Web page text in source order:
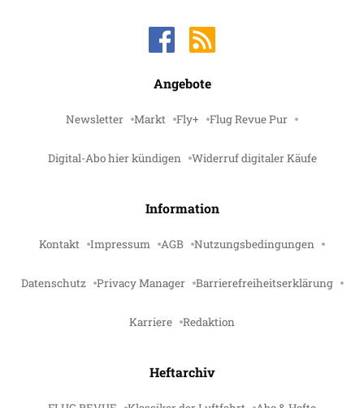
Angebote
Newsletter Markt Fly+ Flug Revue Pur
Digital-Abo hier kündigen Widerruf digitaler Käufe
Information
Kontakt Impressum AGB Nutzungsbedingungen
Datenschutz Privacy Manager Barrierefreiheitserklärung
Karriere Redaktion
Heftarchiv